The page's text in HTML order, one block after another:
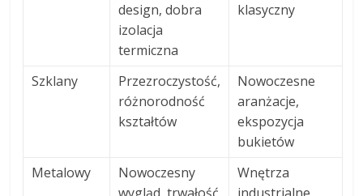
design, dobra
izolacja
termiczna
klasyczny
Szklany
Przezroczystość,
różnorodność
kształtów
Nowoczesne
aranżacje,
ekspozycja
bukietów
Metalowy
Nowoczesny
Wnętrza